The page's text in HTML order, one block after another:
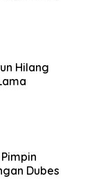
Hilang
Dubes